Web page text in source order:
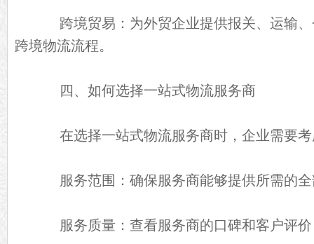
跨境贸易：为外贸企业提供报关、运输、
跨境物流流程。
四、如何选择一站式物流服务商
在选择一站式物流服务商时，企业需要考
服务范围：确保服务商能够提供所需的全
服务质量：查看服务商的口碑和客户评价